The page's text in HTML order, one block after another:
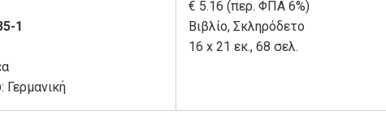
1
€ 5.16 (περ. ΦΠΑ 6%)
Βιβλίο, Σκληρόδετο
16 x 21 εκ., 68 σελ.